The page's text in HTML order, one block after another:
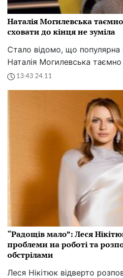
Наталія Могилевська
сховати до кінця не зуміла
Стало відомо, що популярна
Наталія Могилевська
13:43 24.11
“Радощів мало”: Леся
проблеми на роботі та
обстрілами
Леся Нікітюк відверто